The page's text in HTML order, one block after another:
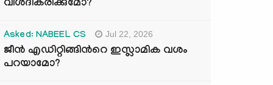
വിശദീകരിക്കുമോ?
Asked: NABEEL CS Jul 22, 2026
ജീൻ എഡിറ്റിങ്ങിന്‍റെ ഇസ്ലാമിക വശം
പറയാമോ?